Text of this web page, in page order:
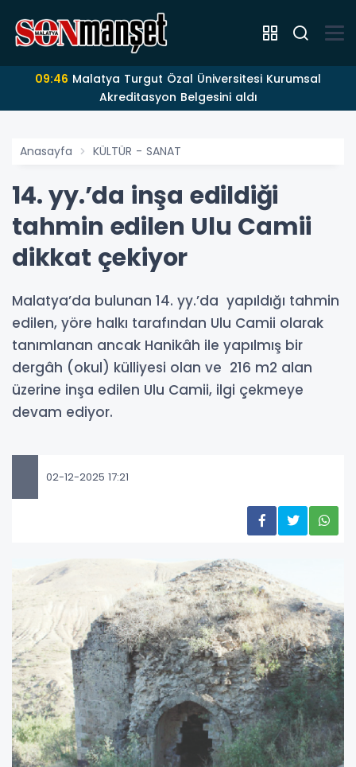
09:46
Akreditasyon Belgesini aldı
Anasayfa KÜLTÜR - SANAT
14. yy.’da inşa edildiği
tahmin edilen Ulu Camii
dikkat çekiyor
Malatya’da bulunan 14. yy.’da yapıldığı tahmin
edilen, yöre halkı tarafından Ulu Camii olarak
tanımlanan ancak Hanikâh ile yapılmış bir
dergâh (okul) külliyesi olan ve 216 m2 alan
üzerine inşa edilen Ulu Camii, ilgi çekmeye
devam ediyor.
02-12-2025 17:21